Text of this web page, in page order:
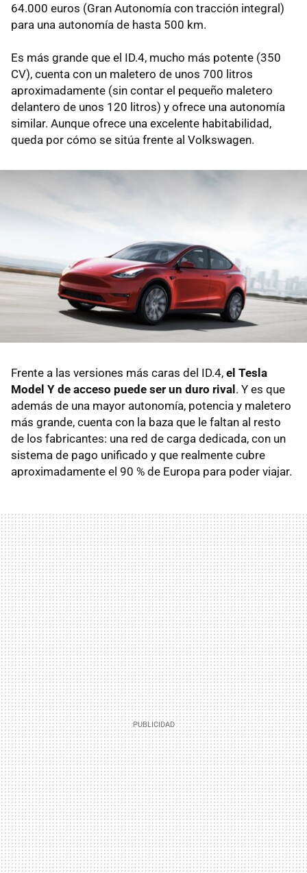
64.000 euros (Gran Autonomía con tracción integral)
para una autonomía de hasta 500 km.
Es más grande que el ID.4, mucho más potente (350
CV), cuenta con un maletero de unos 700 litros
aproximadamente (sin contar el pequeño maletero
delantero de unos 120 litros) y ofrece una autonomía
similar. Aunque ofrece una excelente habitabilidad,
queda por cómo se sitúa frente al Volkswagen.
Frente a las versiones más caras del ID.4, el Tesla
Model Y de acceso puede ser un duro rival . Y es que
además de una mayor autonomía, potencia y maletero
más grande, cuenta con la baza que le faltan al resto
de los fabricantes: una red de carga dedicada, con un
sistema de pago unificado y que realmente cubre
aproximadamente el 90 % de Europa para poder viajar.